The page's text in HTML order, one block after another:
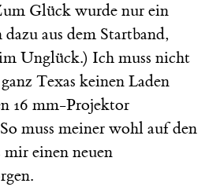
Glück wurde nur ein
aus dem Startband,
Unglück.) Ich muss nicht
Texas keinen Laden
16 mm-Projektor
muss meiner wohl auf den
einen neuen